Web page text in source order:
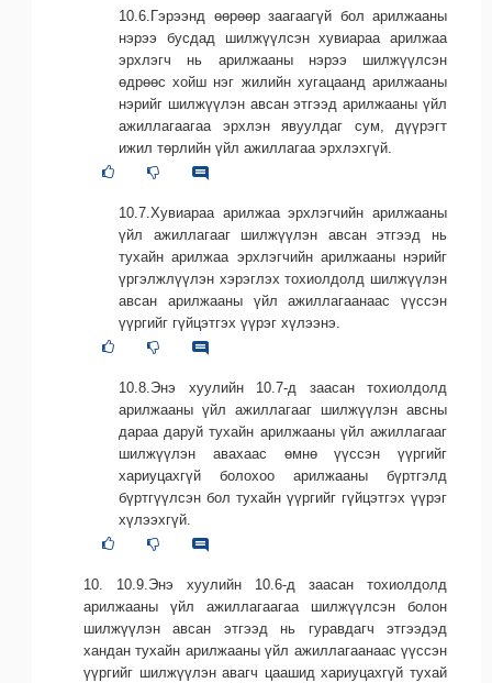
10.6.Гэрээнд өөрөөр заагаагүй бол арилжааны
нэрээ бусдад шилжүүлсэн хувиараа арилжаа
эрхлэгч нь арилжааны нэрээ шилжүүлсэн
өдрөөс хойш нэг жилийн хугацаанд арилжааны
нэрийг шилжүүлэн авсан этгээд арилжааны үйл
ажиллагаагаа эрхлэн явуулдаг сум, дүүрэгт
ижил төрлийн үйл ажиллагаа эрхлэхгүй.
10.7.Хувиараа арилжаа эрхлэгчийн арилжааны
үйл ажиллагааг шилжүүлэн авсан этгээд нь
тухайн арилжаа эрхлэгчийн арилжааны нэрийг
үргэлжлүүлэн хэрэглэх тохиолдолд шилжүүлэн
авсан арилжааны үйл ажиллагаанаас үүссэн
үүргийг гүйцэтгэх үүрэг хүлээнэ.
10.8.Энэ хуулийн 10.7-д заасан тохиолдолд
арилжааны үйл ажиллагааг шилжүүлэн авсны
дараа даруй тухайн арилжааны үйл ажиллагааг
шилжүүлэн авахаас өмнө үүссэн үүргийг
хариуцахгүй болохоо арилжааны бүртгэлд
бүртгүүлсэн бол тухайн үүргийг гүйцэтгэх үүрэг
хүлээхгүй.
10. 10.9.Энэ хуулийн 10.6-д заасан тохиолдолд
арилжааны үйл ажиллагаагаа шилжүүлсэн болон
шилжүүлэн авсан этгээд нь гуравдагч этгээдэд
хандан тухайн арилжааны үйл ажиллагаанаас үүссэн
үүргийг шилжүүлэн авагч цаашид хариуцахгүй тухай